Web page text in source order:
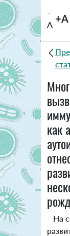
-
A +A
как
На